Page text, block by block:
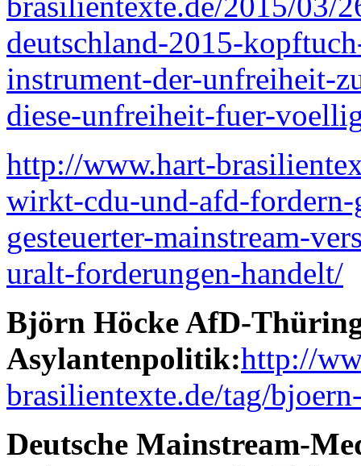
deutschland-2015-
instrument-der-unfreiheit-
diese-unfreiheit-fuer-
http://www.hart-
wirkt-cdu-und-afd-
gesteuerter-mainstream-
uralt-forderungen-handelt/
Björn Höcke AfD-
Asylantenpolitik:http://
brasilientexte.de/tag/
Deutsche Mainstream-